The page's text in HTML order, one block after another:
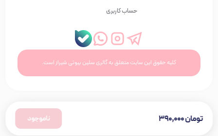
حساب کاربری
کلیه حقوق این سایت متعلق به گالری سلین بیوتی شیراز است.
تومان۳۹۰,۰۰۰ ناموجود